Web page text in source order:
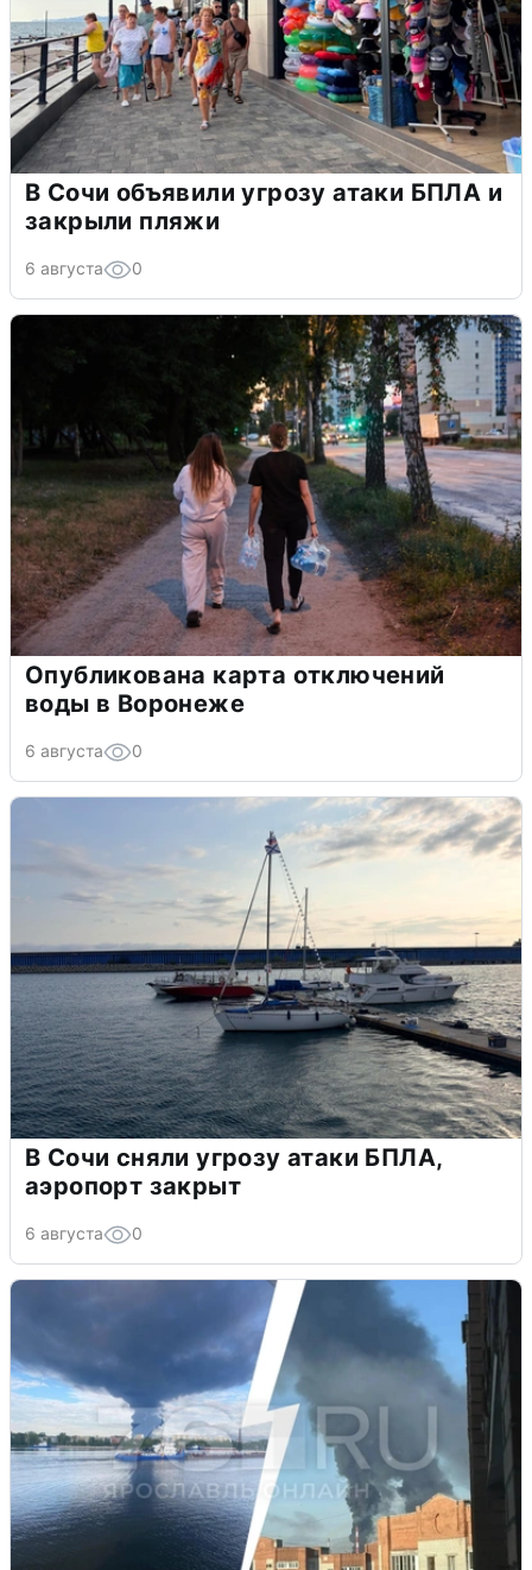
В Сочи объявили угрозу атаки БПЛА и
закрыли пляжи
6 августа 0
Опубликована карта отключений
воды в Воронеже
6 августа 0
В Сочи сняли угрозу атаки БПЛА,
аэропорт закрыт
6 августа 0